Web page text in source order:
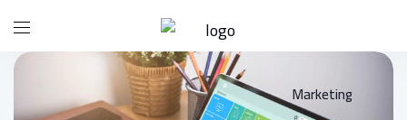
Marketing